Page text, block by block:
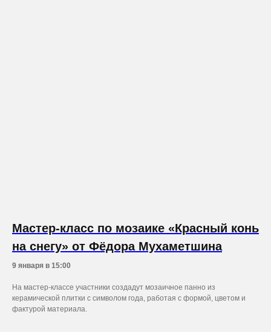
Мастер-класс по мозаике «Красный конь
на снегу» от Фёдора Мухаметшина
9 января в 15:00
На мастер-классе участники создадут мозаичное панно из
керамической плитки с символом года, работая с формой, цветом и
фактурой материала.